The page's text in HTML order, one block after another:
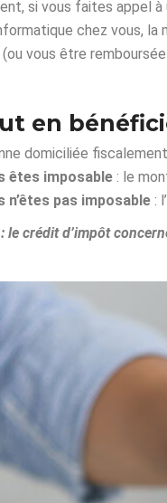
si vous faites appel à
chez vous,
vous être
en
domiciliée
êtes imposable : le
n’êtes pas imposable :
le crédit d’impôt